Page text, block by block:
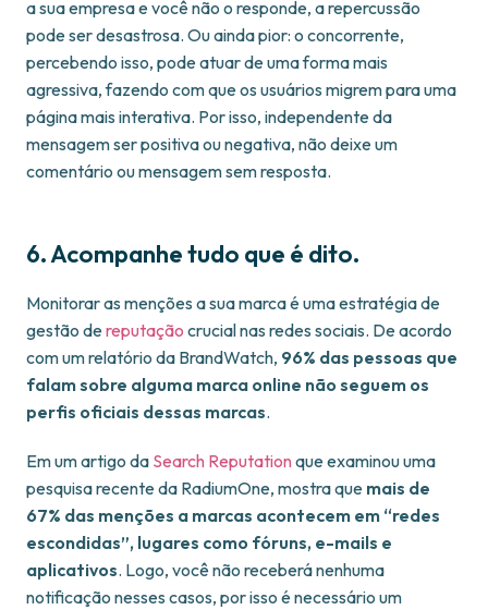
a sua empresa e você não o responde, a repercussão
pode ser desastrosa. Ou ainda pior: o concorrente,
percebendo isso, pode atuar de uma forma mais
agressiva, fazendo com que os usuários migrem para uma
página mais interativa. Por isso, independente da
mensagem ser positiva ou negativa, não deixe um
comentário ou mensagem sem resposta.
6. Acompanhe tudo que é dito.
Monitorar as menções a sua marca é uma estratégia de
gestão dereputação crucial nas redes sociais. De acordo
com um relatório da BrandWatch, 96% das pessoas que
falam sobre alguma marca online não seguem os
perfis oficiais dessas marcas.
Em um artigo da Search Reputationque examinou uma
pesquisa recente da RadiumOne, mostra que mais de
67% das menções a marcas acontecem em “redes
escondidas”, lugares como fóruns, e-mails e
aplicativos. Logo, você não receberá nenhuma
notificação nesses casos, por isso é necessário um